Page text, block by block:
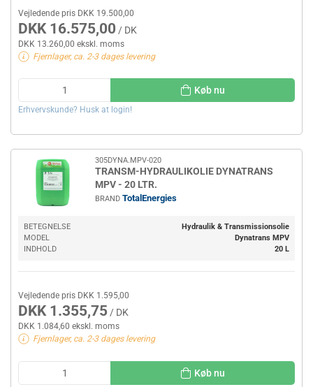
Vejledende pris DKK 19.500,00
DKK 16.575,00 / DK
DKK 13.260,00 ekskl. moms
Fjernlager, ca. 2-3 dages levering
Køb nu
Erhvervskunde? Husk at login!
305DYNA.MPV-020
TRANSM-HYDRAULIKOLIE DYNATRANS
MPV - 20 LTR.
BRAND TotalEnergies
BETEGNELSE
Hydraulik & Transmissionsolie
MODEL
Dynatrans MPV
INDHOLD
20 L
Vejledende pris DKK 1.595,00
DKK 1.355,75 / DK
DKK 1.084,60 ekskl. moms
Fjernlager, ca. 2-3 dages levering
Køb nu